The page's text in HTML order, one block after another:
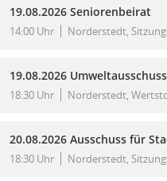
19.08.2026 Seniorenbeirat
14:00 Uhr Norderstedt,
19.08.2026 Umweltausschuss
18:30 Uhr Norderstedt,
20.08.2026 Ausschuss für
18:30 Uhr Norderstedt,